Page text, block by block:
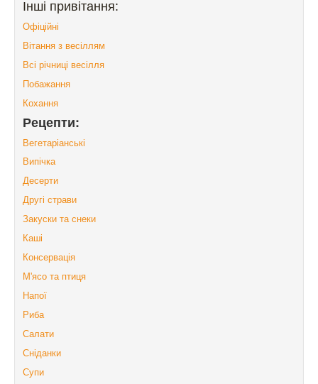
Інші привітання:
Офіційні
Вітання з весіллям
Всі річниці весілля
Побажання
Кохання
Рецепти:
Вегетаріанські
Випічка
Десерти
Другі страви
Закуски та снеки
Каші
Консервація
М'ясо та птиця
Напої
Риба
Салати
Сніданки
Супи